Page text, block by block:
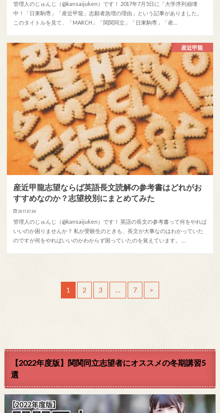
管理人のじゅんじ（@kansaijuken）です！ 2017年7月5日に「大学序列崩壊
中！「日東駒専」「産近甲龍」志願者急増の理由」という記事がありました。
このタイトルを見て、「MARCH」「関関同立」「日東駒専」「産…
産近甲龍
産近甲龍志望ならば英語長文読解の参考書はどれがお
すすめなのか？志望校別にまとめてみた
2017.07.04
管理人のじゅんじ（@kansaijuken）です！ 英語の長文の参考書って何をやれば
いいのか困りませんか？ 私が受験生のときも、長文が大事なのはわかっていた
のですが何をやればいいのかわからず困っていたのを覚えています。 …
1 2 3 … 7 >
【2022年度版】関関同立志望者にオススメの冬期講習5
選